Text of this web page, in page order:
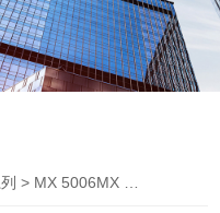
> MX 5006MX 5006 6000 字台式万用表